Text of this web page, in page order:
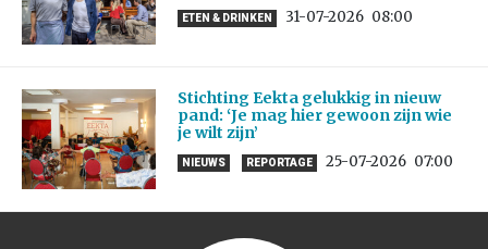
ETEN & DRINKEN 31-07-2026 08:00
Stichting Eekta gelukkig in nieuw
pand: ‘Je mag hier gewoon zijn wie
je wilt zijn’
NIEUWS REPORTAGE 25-07-2026 07:00